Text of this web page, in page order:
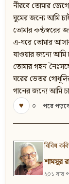
নীরবে তোমার
ঘুমের জন্যে আমি
তোমার কণ্ঠস্বরের
এ-ঘরে তোমার
যাওয়ার জন্যে আমি
তোমার গহন
ঘরের ভেতর
গানের জন্যে আমি
♥
০ পরে
বিবিধ
শামসুর
২০১ বার